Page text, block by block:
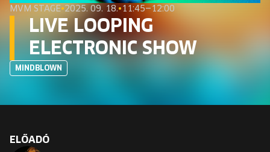
EURÓPA JÖVŐFESZTIVÁLJA
ELŐADÓK
INGYENES DIÁK- ÉS TANÁRREGISZTRÁCIÓ
JEGYEK
KOSÁR
MVM STAGE•2025. 09. 18.• 11:45—12:00
LIVE LOOPING
ELECTRONIC SHOW
MINDBLOWN
ELŐADÓ